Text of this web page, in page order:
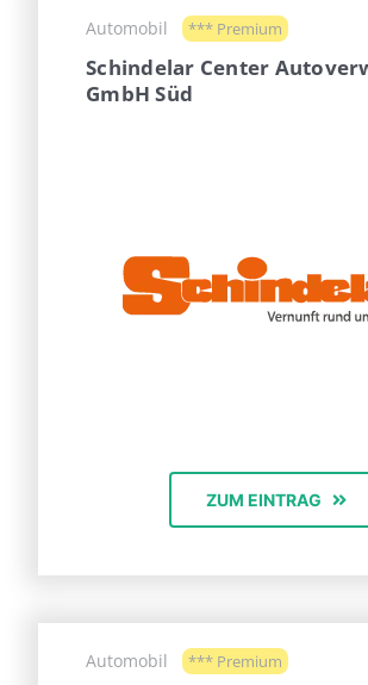
Automobil *** Premium
Schindelar Center
GmbH Süd
ZUM EINTRAG
Automobil *** Premium